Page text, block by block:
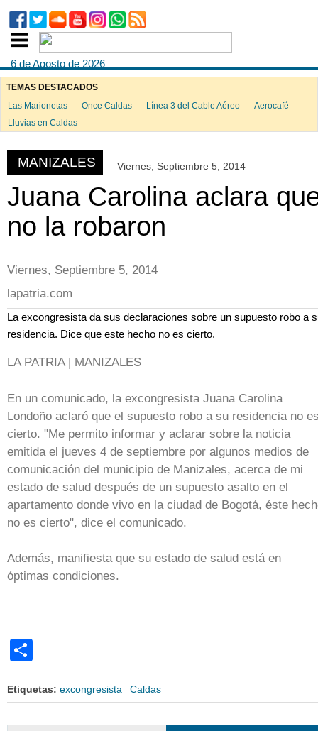
6 de Agosto de 2026
TEMAS DESTACADOS
Las Marionetas
Once Caldas Línea 3 del Cable Aéreo
Aerocafé
Lluvias en Caldas
MANIZALES Viernes, Septiembre 5, 2014
Juana Carolina aclara
no la robaron
Viernes, Septiembre 5, 2014
lapatria.com
La excongresista da sus declaraciones sobre un supuesto robo a
residencia. Dice que este hecho no es cierto.
LA PATRIA | MANIZALES
En un comunicado, la excongresista Juana Carolina
Londoño aclaró que el supuesto robo a su residencia no
cierto. "Me permito informar y aclarar sobre la noticia
emitida el jueves 4 de septiembre por algunos medios de
comunicación del municipio de Manizales, acerca de mi
estado de salud después de un supuesto asalto en el
apartamento donde vivo en la ciudad de Bogotá, éste
no es cierto", dice el comunicado.
Además, manifiesta que su estado de salud está en
óptimas condiciones.
Etiquetas: excongresista Caldas